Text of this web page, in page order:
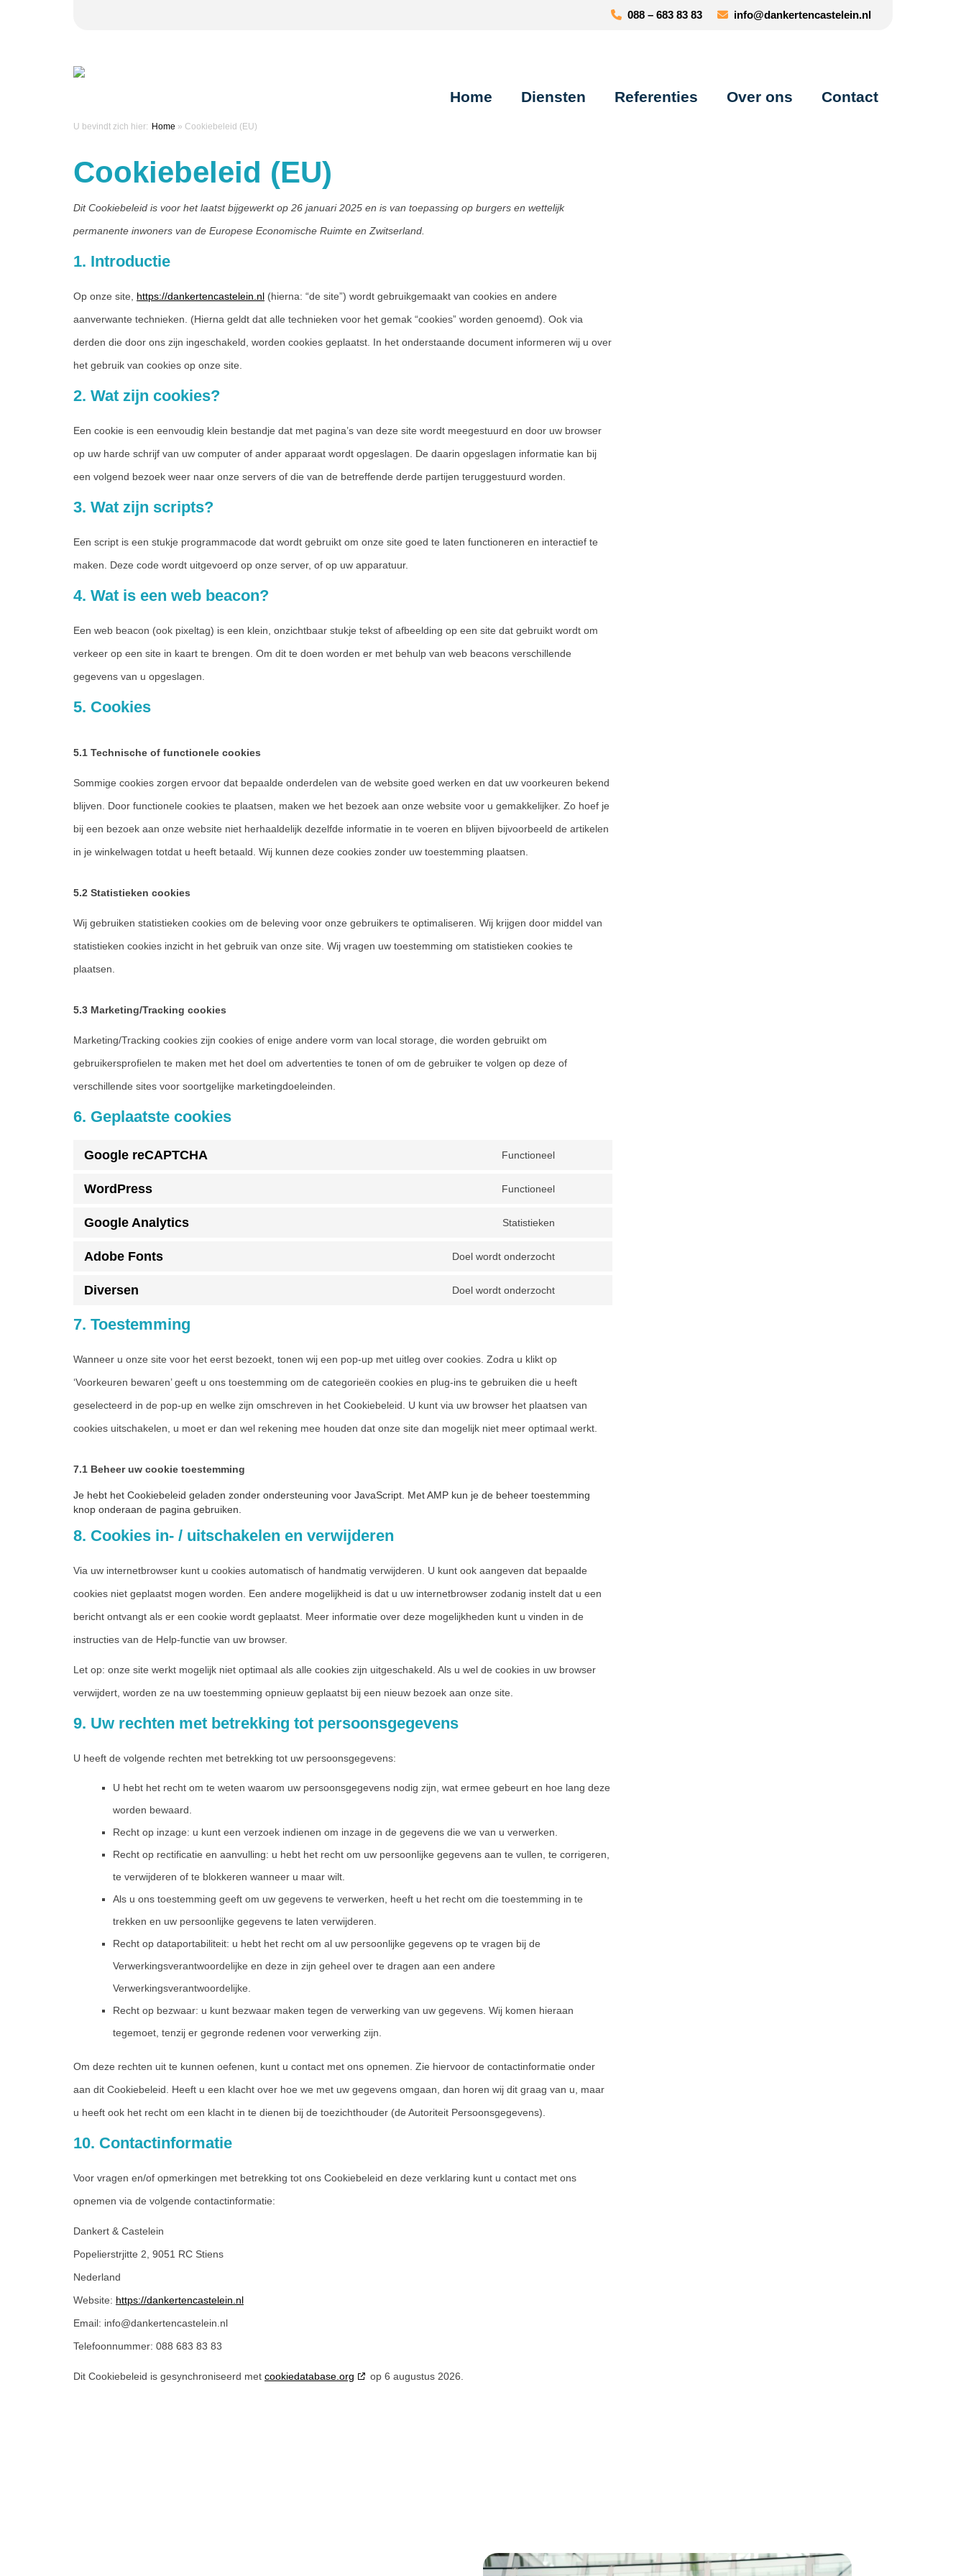
088 – 683 83 83 info@dankertencastelein.nl
Home Diensten Referenties Over ons Contact
U bevindt zich hier: Home » Cookiebeleid (EU)
Cookiebeleid (EU)
Dit Cookiebeleid is voor het laatst bijgewerkt op 26 januari 2025 en is van toepassing op burgers en wettelijk
permanente inwoners van de Europese Economische Ruimte en Zwitserland.
1. Introductie
Op onze site, https://dankertencastelein.nl (hierna: “de site”) wordt gebruikgemaakt van cookies en andere
aanverwante technieken. (Hierna geldt dat alle technieken voor het gemak “cookies” worden genoemd). Ook via
derden die door ons zijn ingeschakeld, worden cookies geplaatst. In het onderstaande document informeren wij u over
het gebruik van cookies op onze site.
2. Wat zijn cookies?
Een cookie is een eenvoudig klein bestandje dat met pagina’s van deze site wordt meegestuurd en door uw browser
op uw harde schrijf van uw computer of ander apparaat wordt opgeslagen. De daarin opgeslagen informatie kan bij
een volgend bezoek weer naar onze servers of die van de betreffende derde partijen teruggestuurd worden.
3. Wat zijn scripts?
Een script is een stukje programmacode dat wordt gebruikt om onze site goed te laten functioneren en interactief te
maken. Deze code wordt uitgevoerd op onze server, of op uw apparatuur.
4. Wat is een web beacon?
Een web beacon (ook pixeltag) is een klein, onzichtbaar stukje tekst of afbeelding op een site dat gebruikt wordt om
verkeer op een site in kaart te brengen. Om dit te doen worden er met behulp van web beacons verschillende
gegevens van u opgeslagen.
5. Cookies
5.1 Technische of functionele cookies
Sommige cookies zorgen ervoor dat bepaalde onderdelen van de website goed werken en dat uw voorkeuren bekend
blijven. Door functionele cookies te plaatsen, maken we het bezoek aan onze website voor u gemakkelijker. Zo hoef je
bij een bezoek aan onze website niet herhaaldelijk dezelfde informatie in te voeren en blijven bijvoorbeeld de artikelen
in je winkelwagen totdat u heeft betaald. Wij kunnen deze cookies zonder uw toestemming plaatsen.
5.2 Statistieken cookies
Wij gebruiken statistieken cookies om de beleving voor onze gebruikers te optimaliseren. Wij krijgen door middel van
statistieken cookies inzicht in het gebruik van onze site. Wij vragen uw toestemming om statistieken cookies te
plaatsen.
5.3 Marketing/Tracking cookies
Marketing/Tracking cookies zijn cookies of enige andere vorm van local storage, die worden gebruikt om
gebruikersprofielen te maken met het doel om advertenties te tonen of om de gebruiker te volgen op deze of
verschillende sites voor soortgelijke marketingdoeleinden.
6. Geplaatste cookies
Google reCAPTCHA Functioneel
WordPress Functioneel
Google Analytics Statistieken
Adobe Fonts Doel wordt onderzocht
Diversen Doel wordt onderzocht
7. Toestemming
Wanneer u onze site voor het eerst bezoekt, tonen wij een pop-up met uitleg over cookies. Zodra u klikt op
‘Voorkeuren bewaren’ geeft u ons toestemming om de categorieën cookies en plug-ins te gebruiken die u heeft
geselecteerd in de pop-up en welke zijn omschreven in het Cookiebeleid. U kunt via uw browser het plaatsen van
cookies uitschakelen, u moet er dan wel rekening mee houden dat onze site dan mogelijk niet meer optimaal werkt.
7.1 Beheer uw cookie toestemming
Je hebt het Cookiebeleid geladen zonder ondersteuning voor JavaScript. Met AMP kun je de beheer toestemming
knop onderaan de pagina gebruiken.
8. Cookies in- / uitschakelen en verwijderen
Via uw internetbrowser kunt u cookies automatisch of handmatig verwijderen. U kunt ook aangeven dat bepaalde
cookies niet geplaatst mogen worden. Een andere mogelijkheid is dat u uw internetbrowser zodanig instelt dat u een
bericht ontvangt als er een cookie wordt geplaatst. Meer informatie over deze mogelijkheden kunt u vinden in de
instructies van de Help-functie van uw browser.
Let op: onze site werkt mogelijk niet optimaal als alle cookies zijn uitgeschakeld. Als u wel de cookies in uw browser
verwijdert, worden ze na uw toestemming opnieuw geplaatst bij een nieuw bezoek aan onze site.
9. Uw rechten met betrekking tot persoonsgegevens
U heeft de volgende rechten met betrekking tot uw persoonsgegevens:
U hebt het recht om te weten waarom uw persoonsgegevens nodig zijn, wat ermee gebeurt en hoe lang deze
worden bewaard.
Recht op inzage: u kunt een verzoek indienen om inzage in de gegevens die we van u verwerken.
Recht op rectificatie en aanvulling: u hebt het recht om uw persoonlijke gegevens aan te vullen, te corrigeren,
te verwijderen of te blokkeren wanneer u maar wilt.
Als u ons toestemming geeft om uw gegevens te verwerken, heeft u het recht om die toestemming in te
trekken en uw persoonlijke gegevens te laten verwijderen.
Recht op dataportabiliteit: u hebt het recht om al uw persoonlijke gegevens op te vragen bij de
Verwerkingsverantwoordelijke en deze in zijn geheel over te dragen aan een andere
Verwerkingsverantwoordelijke.
Recht op bezwaar: u kunt bezwaar maken tegen de verwerking van uw gegevens. Wij komen hieraan
tegemoet, tenzij er gegronde redenen voor verwerking zijn.
Om deze rechten uit te kunnen oefenen, kunt u contact met ons opnemen. Zie hiervoor de contactinformatie onder
aan dit Cookiebeleid. Heeft u een klacht over hoe we met uw gegevens omgaan, dan horen wij dit graag van u, maar
u heeft ook het recht om een klacht in te dienen bij de toezichthouder (de Autoriteit Persoonsgegevens).
10. Contactinformatie
Voor vragen en/of opmerkingen met betrekking tot ons Cookiebeleid en deze verklaring kunt u contact met ons
opnemen via de volgende contactinformatie:
Dankert & Castelein
Popelierstrjitte 2, 9051 RC Stiens
Nederland
Website: https://dankertencastelein.nl
Email: info@dankertencastelein.nl
Telefoonnummer: 088 683 83 83
Dit Cookiebeleid is gesynchroniseerd met cookiedatabase.org op 6 augustus 2026.